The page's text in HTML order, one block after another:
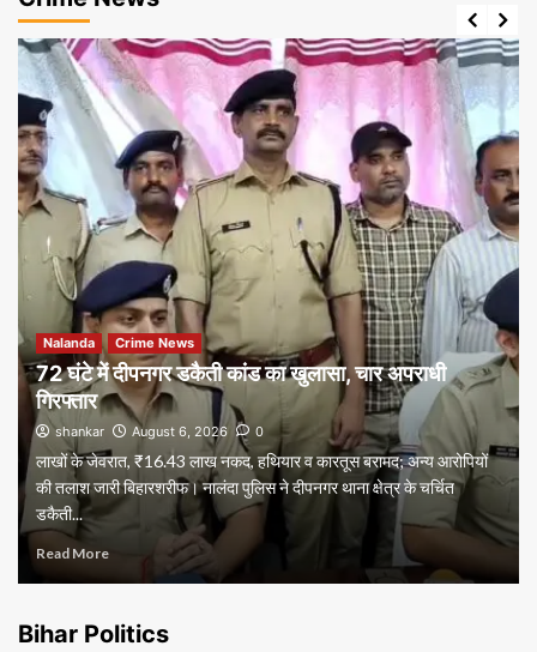
Nalanda Crime News
72 घंटे में दीपनगर डकैती कांड का खुलासा, चार अपराधी
गिरफ्तार
shankar August 6, 2026 0
लाखों के जेवरात, ₹16.43 लाख नकद, हथियार व कारतूस बरामद; अन्य आरोपियों
की तलाश जारी बिहारशरीफ। नालंदा पुलिस ने दीपनगर थाना क्षेत्र के चर्चित
डकैती...
Read More
Bihar Politics